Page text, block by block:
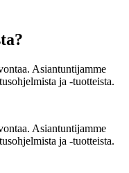
Asiantuntijamme
ja -tuotteista.
Asiantuntijamme
ja -tuotteista.